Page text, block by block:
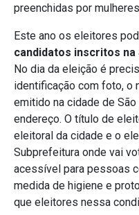
preenchidas por
Este ano os eleitores
candidatos inscritos
No dia da eleição é
identificação com foto, o
emitido na cidade de
endereço. O título de
eleitoral da cidade e o
Subprefeitura onde vai
acessível para pessoas
medida de higiene e
que eleitores nessa